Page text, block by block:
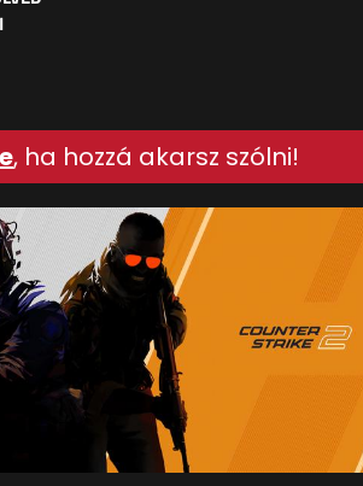
, ha hozzá akarsz szólni!